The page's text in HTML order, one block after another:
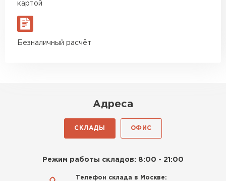
картой
Безналичный расчёт
Адреса
СКЛАДЫ ОФИС
Режим работы складов: 8:00 - 21:00
Телефон склада в Москве:
Утеплитель Penoplex
ПЕРЕЙТИ
Утеплитель Rockwool
ПЕРЕЙТИ